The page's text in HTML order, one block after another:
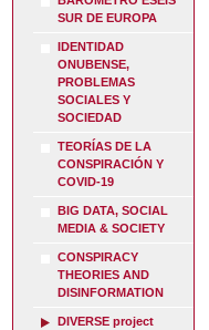
SUR DE EUROPA
IDENTIDAD
ONUBENSE,
PROBLEMAS
SOCIALES Y
SOCIEDAD
TEORÍAS DE LA
CONSPIRACIÓN Y
COVID-19
BIG DATA, SOCIAL
MEDIA & SOCIETY
CONSPIRACY
THEORIES AND
DISINFORMATION
DIVERSE project